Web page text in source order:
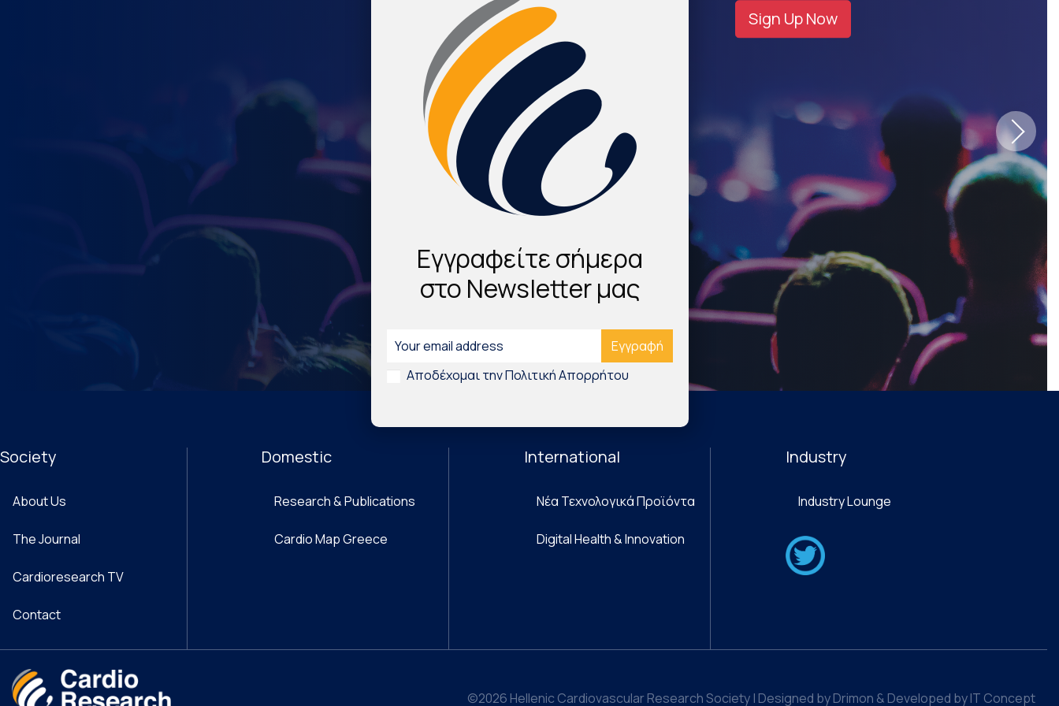
Sign Up Now
Society
About Us
The Journal
Cardioresearch TV
Contact
Domestic
Research & Publications
Cardio Map Greece
International
Νέα Τεχνολογικά Προϊόντα
Digital Health & Innovation
Industry
Industry Lounge
©2026 Hellenic Cardiovascular Research Society | Designed by Drimon & Developed by IT Concept
Εγγραφείτε σήμερα
στο Newsletter μας
Αποδέχομαι την Πολιτική Απορρήτου